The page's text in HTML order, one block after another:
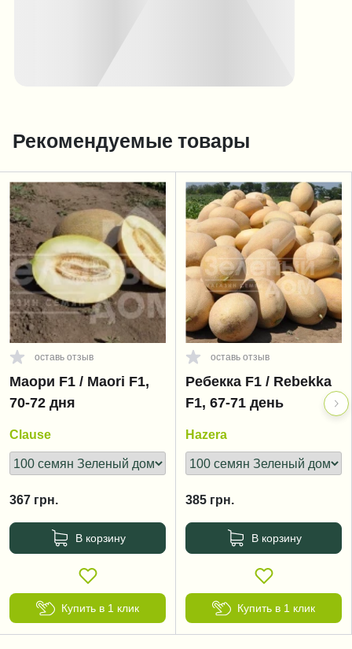
Рекомендуемые товары
оставь отзыв
Маори F1 / Maori F1,
70-72 дня
Clause
367 грн.
В корзину
Купить в 1 клик
оставь отзыв
Ребекка F1 / Rebekka
F1, 67-71 день
Hazera
385 грн.
В корзину
Купить в 1 клик